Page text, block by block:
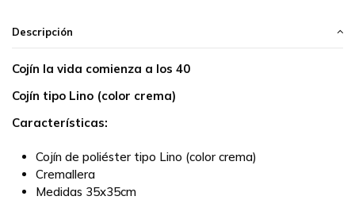
Descripción
Cojín la vida comienza a los 40
Cojín tipo Lino (color crema)
Características:
Cojín de poliéster tipo Lino (color crema)
Cremallera
Medidas 35x35cm